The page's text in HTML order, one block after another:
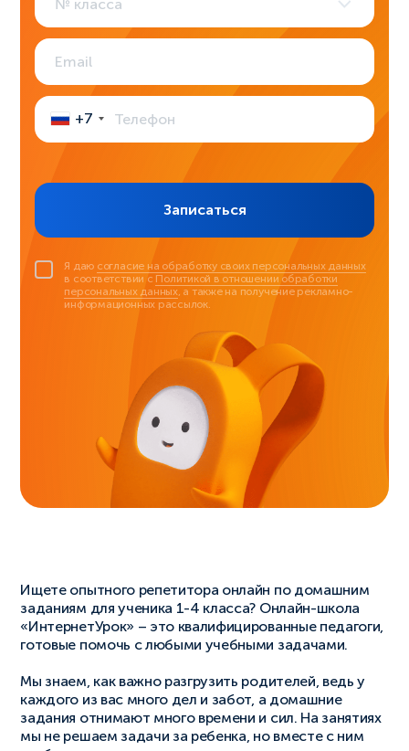
1
класс класс
+7
Записаться
Я даю согласие на обработку своих персональных данных
в соответствии с Политикой в отношении обработки
персональных данных, а также на получение рекламно-
информационных рассылок.
Ищете опытного репетитора онлайн по домашним
заданиям для ученика 1-4 класса? Онлайн-школа
«ИнтернетУрок» – это квалифицированные педагоги,
готовые помочь с любыми учебными задачами.
Мы знаем, как важно разгрузить родителей, ведь у
каждого из вас много дел и забот, а домашние
задания отнимают много времени и сил. На занятиях
мы не решаем задачи за ребенка, но вместе с ним